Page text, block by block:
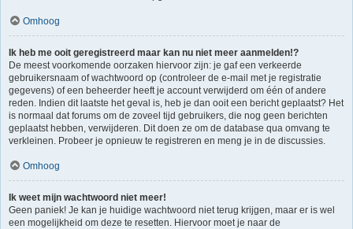
Omhoog
Ik heb me ooit geregistreerd maar kan nu niet meer aanmelden!?
De meest voorkomende oorzaken hiervoor zijn: je gaf een verkeerde
gebruikersnaam of wachtwoord op (controleer de e-mail met je registratie
gegevens) of een beheerder heeft je account verwijderd om één of andere
reden. Indien dit laatste het geval is, heb je dan ooit een bericht geplaatst? Het
is normaal dat forums om de zoveel tijd gebruikers, die nog geen berichten
geplaatst hebben, verwijderen. Dit doen ze om de database qua omvang te
verkleinen. Probeer je opnieuw te registreren en meng je in de discussies.
Omhoog
Ik weet mijn wachtwoord niet meer!
Geen paniek! Je kan je huidige wachtwoord niet terug krijgen, maar er is wel
een mogelijkheid om deze te resetten. Hiervoor moet je naar de